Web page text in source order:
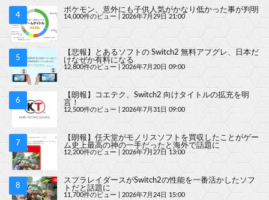
ポケモン、意外にも子供人気がかなり低かった事が判明
14,000件のビュー 2026年7月29日 21:00
【悲報】とあるソフトの Switch2 無料アプグレ、日本だ
けなぜか有料になる
12,800件のビュー | 2026年7月20日 09:00
【朗報】コエテク、Switch2 向けタイトルの拡充を明
言！
12,500件のビュー |2026年7月31日 09:00
【朗報】任天堂がモノリスソフトを買収したことがゲー
ム史上最高の神の一手だったと海外で話題に
12,200件のビュー |2026年7月27日 13:00
スプラレイダースがSwitch2の性能を一番活かしたソフ
トだと話題に
11,700件のビュー |2026年7月24日 15:00